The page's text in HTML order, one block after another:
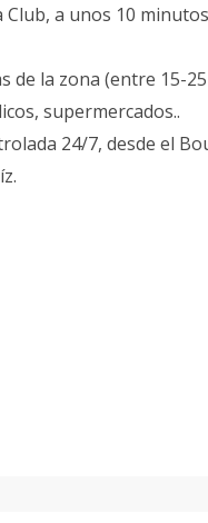
Club, a unos 10
de la zona (entre 15-
supermercados..
24/7, desde el